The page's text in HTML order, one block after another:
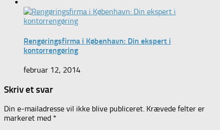
Rengøringsfirma i København: Din ekspert i
kontorrengøring
februar 12, 2014
Skriv et svar
Din e-mailadresse vil ikke blive publiceret. Krævede felter er
markeret med *